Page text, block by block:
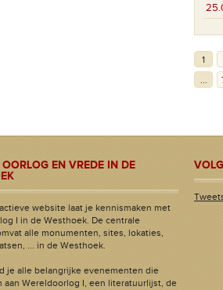
1
EN VREDE IN DE
website laat je kennismaken met
I in de Westhoek. De centrale
alle monumenten, sites, lokaties,
... in de Westhoek.
je alle belangrijke evenementen die
aan Wereldoorlog I, een literatuurlijst, de